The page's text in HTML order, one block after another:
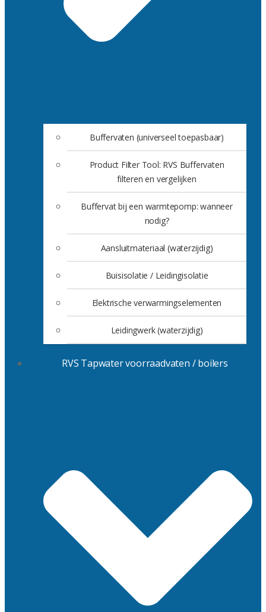
Buffervaten (universeel toepasbaar)
Product Filter Tool: RVS Buffervaten
filteren en vergelijken
Buffervat bij een warmtepomp: wanneer
nodig?
Aansluitmateriaal (waterzijdig)
Buisisolatie / Leidingisolatie
Elektrische verwarmingselementen
Leidingwerk (waterzijdig)
RVS Tapwater voorraadvaten / boilers